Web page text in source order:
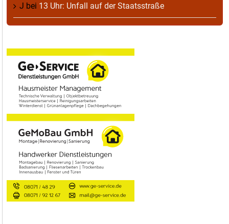
J bei 13 Uhr: Unfall auf der Staatsstraße